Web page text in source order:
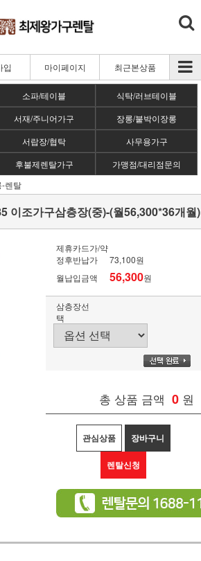
입 마이페이지 최근본상품
소파/테이블
식탁/러브테이블
서재/주니어가구
장롱/붙박이장롱
서랍장/협탁
사무용가구
후불제렌탈가구
가맹점/대리점문의
-렌탈
이조가구삼층장(중)-(월56,300*36개월)
제휴카드가/약
정후반납가
73,100원
월납입금액
56,300원
삼층장선
택
총 상품 금액 0 원
관심상품 장바구니
렌탈신청